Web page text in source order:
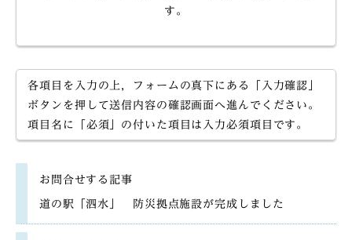
す。
各項目を入力の上，フォームの真下にある「入力確認」
ボタンを押して送信内容の確認画面へ進んでください。
項目名に「必須」の付いた項目は入力必須項目です。
お問合せする記事
道の駅「泗水」 防災拠点施設が完成しました